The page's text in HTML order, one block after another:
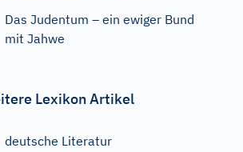
Das Judentum – ein ewiger Bund
mit Jahwe
Lexikon Artikel
deutsche Literatur